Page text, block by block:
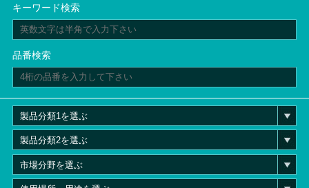
キーワード検索
品番検索